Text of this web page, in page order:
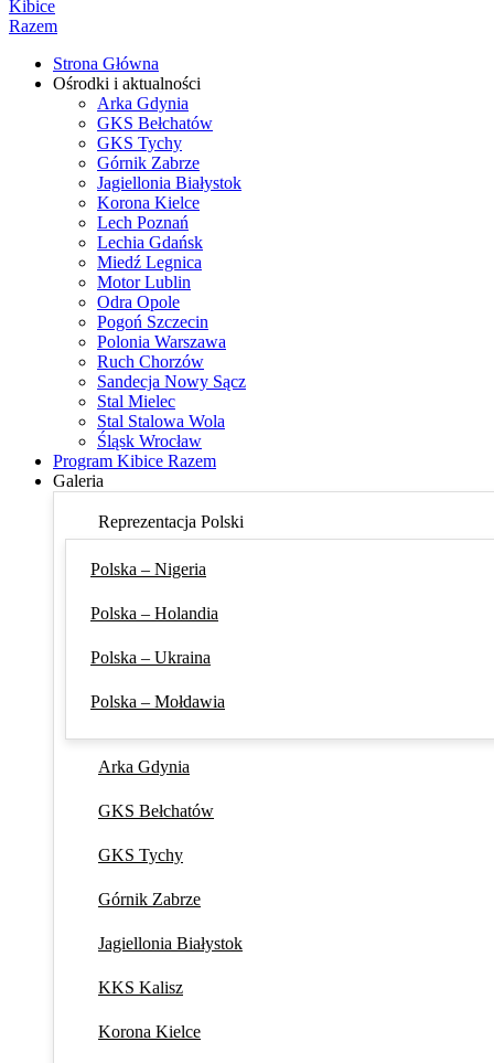
Strona Główna
Ośrodki i aktualności
Arka Gdynia
GKS Bełchatów
GKS Tychy
Górnik Zabrze
Jagiellonia Białystok
Korona Kielce
Lech Poznań
Lechia Gdańsk
Miedź Legnica
Motor Lublin
Odra Opole
Pogoń Szczecin
Polonia Warszawa
Ruch Chorzów
Sandecja Nowy Sącz
Stal Mielec
Stal Stalowa Wola
Śląsk Wrocław
Program Kibice Razem
Galeria
Reprezentacja Polski
Polska – Nigeria
Polska – Holandia
Polska – Ukraina
Polska – Mołdawia
Arka Gdynia
GKS Bełchatów
GKS Tychy
Górnik Zabrze
Jagiellonia Białystok
KKS Kalisz
Korona Kielce